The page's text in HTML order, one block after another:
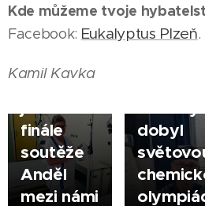
Kde můžeme tvoje
Facebook: Eukalyptus Plzeň.
Kamil Kavka
VYŠKOV
|Sestřička
Jarmila
finále
soutěže
Anděl
mezi námi
|Zlatý
hoch ze
dobyl